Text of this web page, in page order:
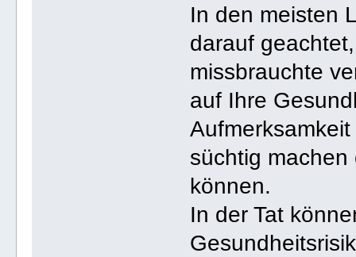
In den meisten
darauf
missbrauchte
auf Ihre
süchtig
können.
In der Tat